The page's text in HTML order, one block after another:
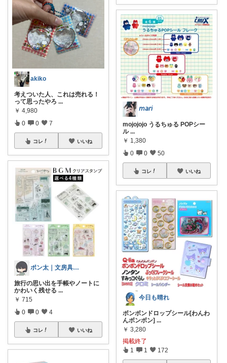
akiko
考えついた人、これは売れる！
って思ったやろ ...
￥ 4,980
0 0 7
コレ いいね
ポン太｜文房具・雑貨
旅行の思い出を手帳やノートに
かわいく残せる ...
￥ 715
0 0 4
コレ いいね
𝘮𝘢𝘳𝘪
mojojojo うるちゅる POPシー
ル ...
￥ 1,380
0 0 50
コレ いいね
今日も晴れ
ボンボンドロップシール[わんわ
んボンボン] ...
￥ 3,280
掲載終了
1 1 172